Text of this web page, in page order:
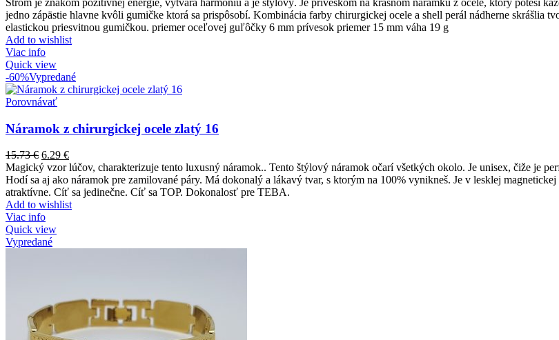
Strom je znakom pozitívnej energie, vytvára harmóniu a je štýlový. Je príveskom na krásnom náramku z ocele, ktorý poteší
jedno zápästie hlavne kvôli gumičke ktorá sa prispôsobí. Kombinácia farby chirurgickej ocele a shell perál nádherne skrášlia
elastickou priesvitnou gumičkou. priemer oceľovej guľôčky 6 mm prívesok priemer 15 mm váha 19 g
Add to wishlist
Viac info
Quick view
-60%Vypredané
Porovnávať
Náramok z chirurgickej ocele zlatý 16
15.73€ 6.29 €
Magický vzor lúčov, charakterizuje tento luxusný náramok.. Tento štýlový náramok očarí všetkých okolo. Je unisex, čiže je
Hodí sa aj ako náramok pre zamilované páry. Má dokonalý a lákavý tvar, s ktorým na 100% vynikneš. Je v lesklej
atraktívne. Cíť sa jedinečne. Cíť sa TOP. Dokonalosť pre TEBA.
Add to wishlist
Viac info
Quick view
Vypredané